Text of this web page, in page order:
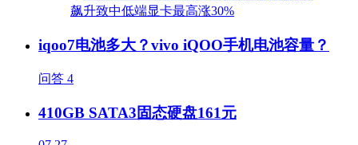
iqoo7电池多大？vivo iQOO手机电池容量？
问答 4
410GB SATA3固态硬盘161元